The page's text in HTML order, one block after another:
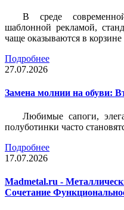
В среде
шаблонной рекламой,
чаще оказываются в корзине
Подробнее
27.07.2026
Замена молнии на обуви:
Любимые сапоги,
полуботинки часто
Подробнее
17.07.2026
Madmetal.ru -
Сочетание